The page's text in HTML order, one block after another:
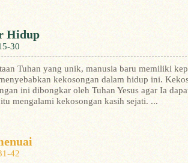
Hidup
30
Tuhan yang unik, manusia baru memiliki
kekosongan dalam hidup ini.
ini dibongkar oleh Tuhan Yesus agar Ia
mengalami kekosongan kasih sejati. ...
42